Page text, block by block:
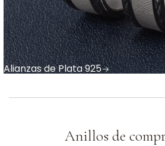
Alianzas de Plata 925
Anillos de